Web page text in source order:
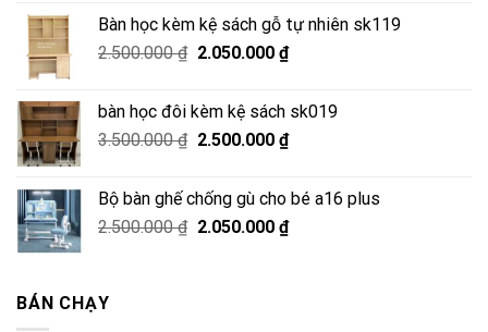
3.500.000 ₫.là:
2.900.000 ₫.
Bàn học kèm kệ sách gỗ tự nhiên sk119
2.500.000₫ Giá
2.500.000 ₫.
2.050.000 ₫Giá
là:
2.050.000 ₫.
bàn học đôi kèm kệ sách sk019
3.500.000₫ Giá
3.500.000 ₫.
2.500.000 ₫Giá
là:
2.500.000 ₫.
Bộ bàn ghế chống gù cho bé a16 plus
2.500.000₫ Giá
2.050.000 ₫Giá
BÁN CHẠY